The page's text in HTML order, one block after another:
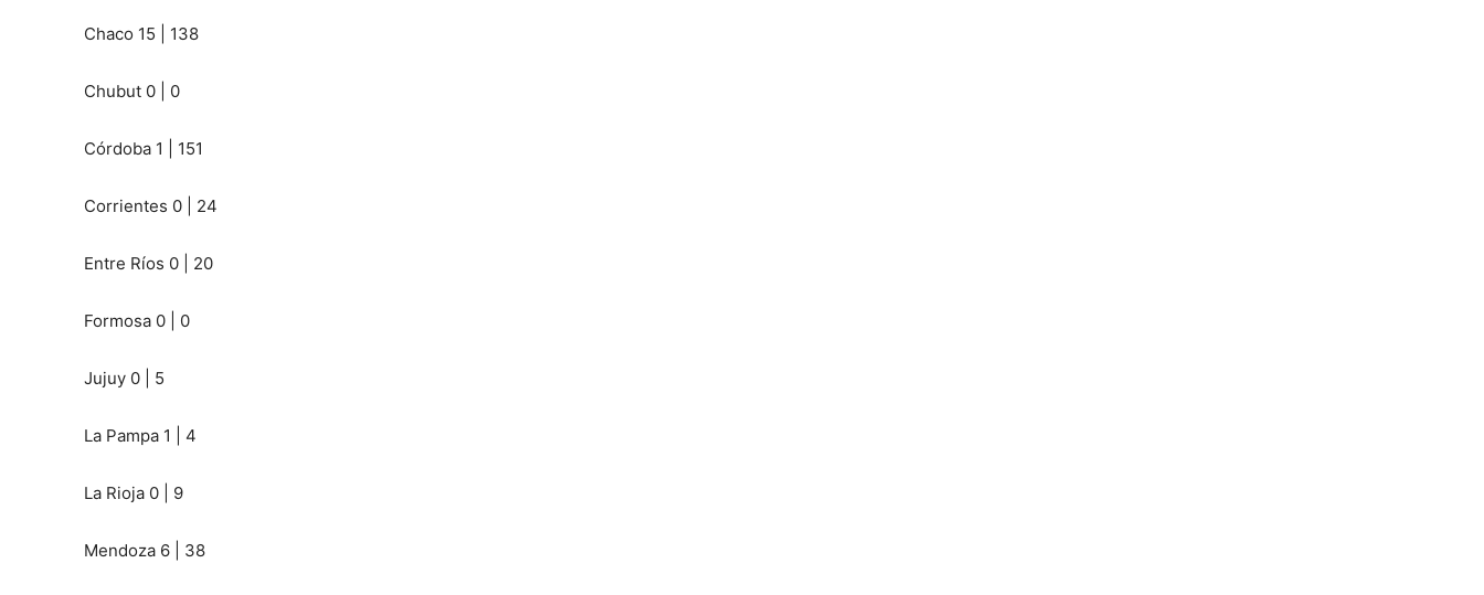
Chaco 15 | 138
Chubut 0 | 0
Córdoba 1 | 151
Corrientes 0 | 24
Entre Ríos 0 | 20
Formosa 0 | 0
Jujuy 0 | 5
La Pampa 1 | 4
La Rioja 0 | 9
Mendoza 6 | 38